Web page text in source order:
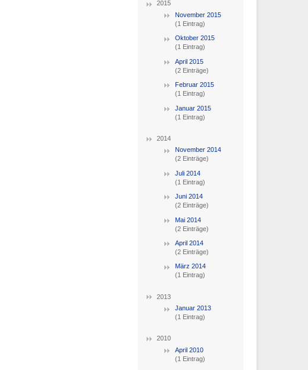
2015
November 2015
(1 Eintrag)
Oktober 2015
(1 Eintrag)
April 2015
(2 Einträge)
Februar 2015
(1 Eintrag)
Januar 2015
(1 Eintrag)
2014
November 2014
(2 Einträge)
Juli 2014
(1 Eintrag)
Juni 2014
(2 Einträge)
Mai 2014
(2 Einträge)
April 2014
(2 Einträge)
März 2014
(1 Eintrag)
2013
Januar 2013
(1 Eintrag)
2010
April 2010
(1 Eintrag)